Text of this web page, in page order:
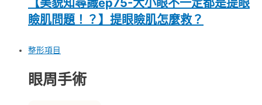
【美貌知尋識ep75-大小眼不一定都是提眼
瞼肌問題！？】提眼瞼肌怎麼救？
整形項目
眼周手術